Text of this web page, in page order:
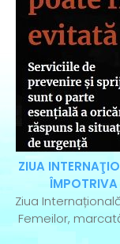
ZIUA
Ziua
Femeilor,